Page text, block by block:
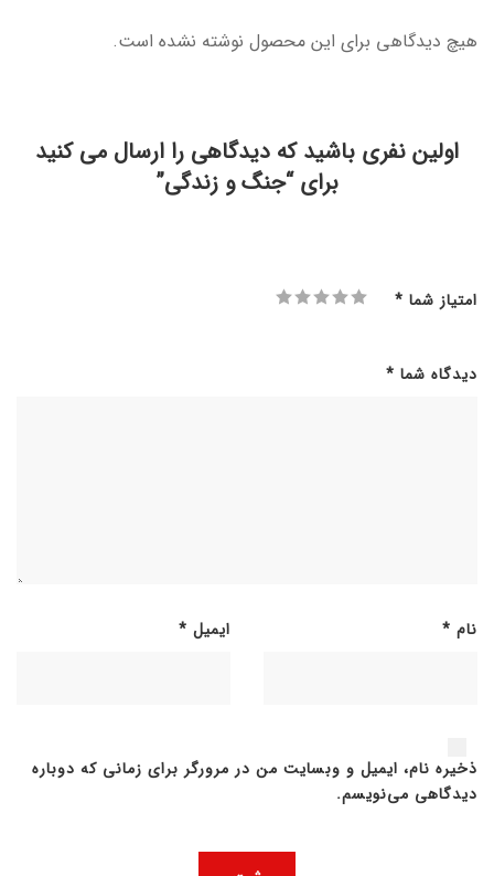
هیچ دیدگاهی برای این محصول نوشته نشده است.
اولین نفری باشید که دیدگاهی را ارسال می کنید
برای “جنگ و زندگی”
امتیاز شما *
دیدگاه شما *
نام * ایمیل *
ذخیره نام، ایمیل و وبسایت من در مرورگر برای زمانی که دوباره
دیدگاهی می‌نویسم.